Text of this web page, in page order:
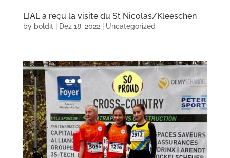
LIAL a reçu la visite du St Nicolas/Kleeschen
by boldit| Dez 18, 2022| Uncategorized